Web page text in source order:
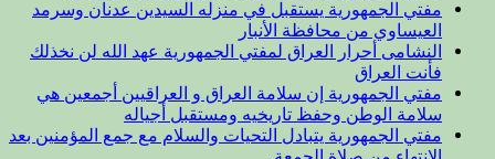
مفتي الجمهورية يستقبل في منزله السيدين عدنان وسرمد
العيساوي من محافظة الأنبار
النشامى أحرار العراق لمفتي الجمهورية عهد الله لن نخذلك
فأنت العراق
مفتي الجمهورية إن سلامة العراق و العراقيين أجمعين هي
سلامة الوطن وحفظ تاريخيه ومستقبل أجياله
مفتي الجمهورية يتبادل التحيات والسلام مع جمع المؤمنين بعد